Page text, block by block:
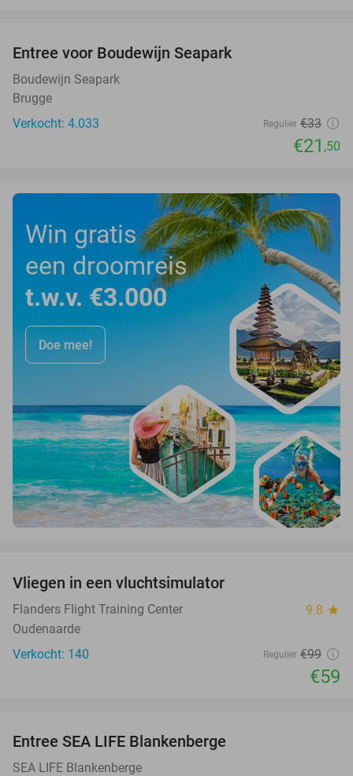
Entree voor Boudewijn Seapark
Boudewijn Seapark
Brugge
Verkocht: 4.033
Regulier €33
€21 ,50
Win gratis
een droomreis
t.w.v. €3.000
Doe mee!
Vliegen in een vluchtsimulator
Flanders Flight Training Center 9.8 star
Oudenaarde
Verkocht: 140
Regulier €99
€59
Entree SEA LIFE Blankenberge
SEA LIFE Blankenberge